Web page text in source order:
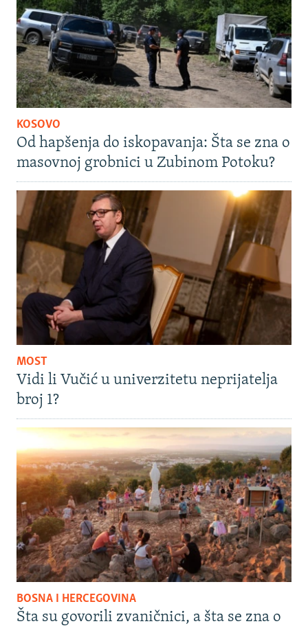
KOSOVO
Od hapšenja do iskopavanja: Šta se zna o
masovnoj grobnici u Zubinom Potoku?
MOST
Vidi li Vučić u univerzitetu neprijatelja
broj 1?
BOSNA I HERCEGOVINA
Šta su govorili zvaničnici, a šta se zna o